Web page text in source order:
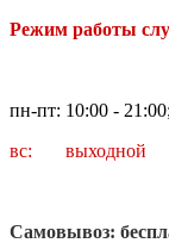
Режим работы
пн-пт: 10:00 - 21:00;
вс: выходной
Самовывоз: